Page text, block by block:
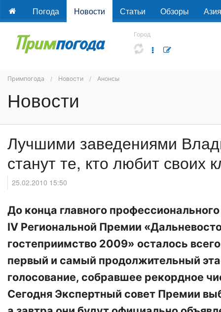
Погода Новости Статьи Обзоры Азия
Город
Примпогода Новости Анонсы
Новости
Лучшими заведениями
станут те, кто любит своих
25.02.2010 15:50
До конца главного
IV Региональной Премии
гостеприимство 2009» осталось
первый и самый продолжительный
голосование, собравшее рекордное
Сегодня Экспертный совет Премии